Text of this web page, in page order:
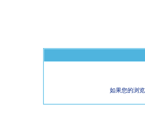
如果您的浏